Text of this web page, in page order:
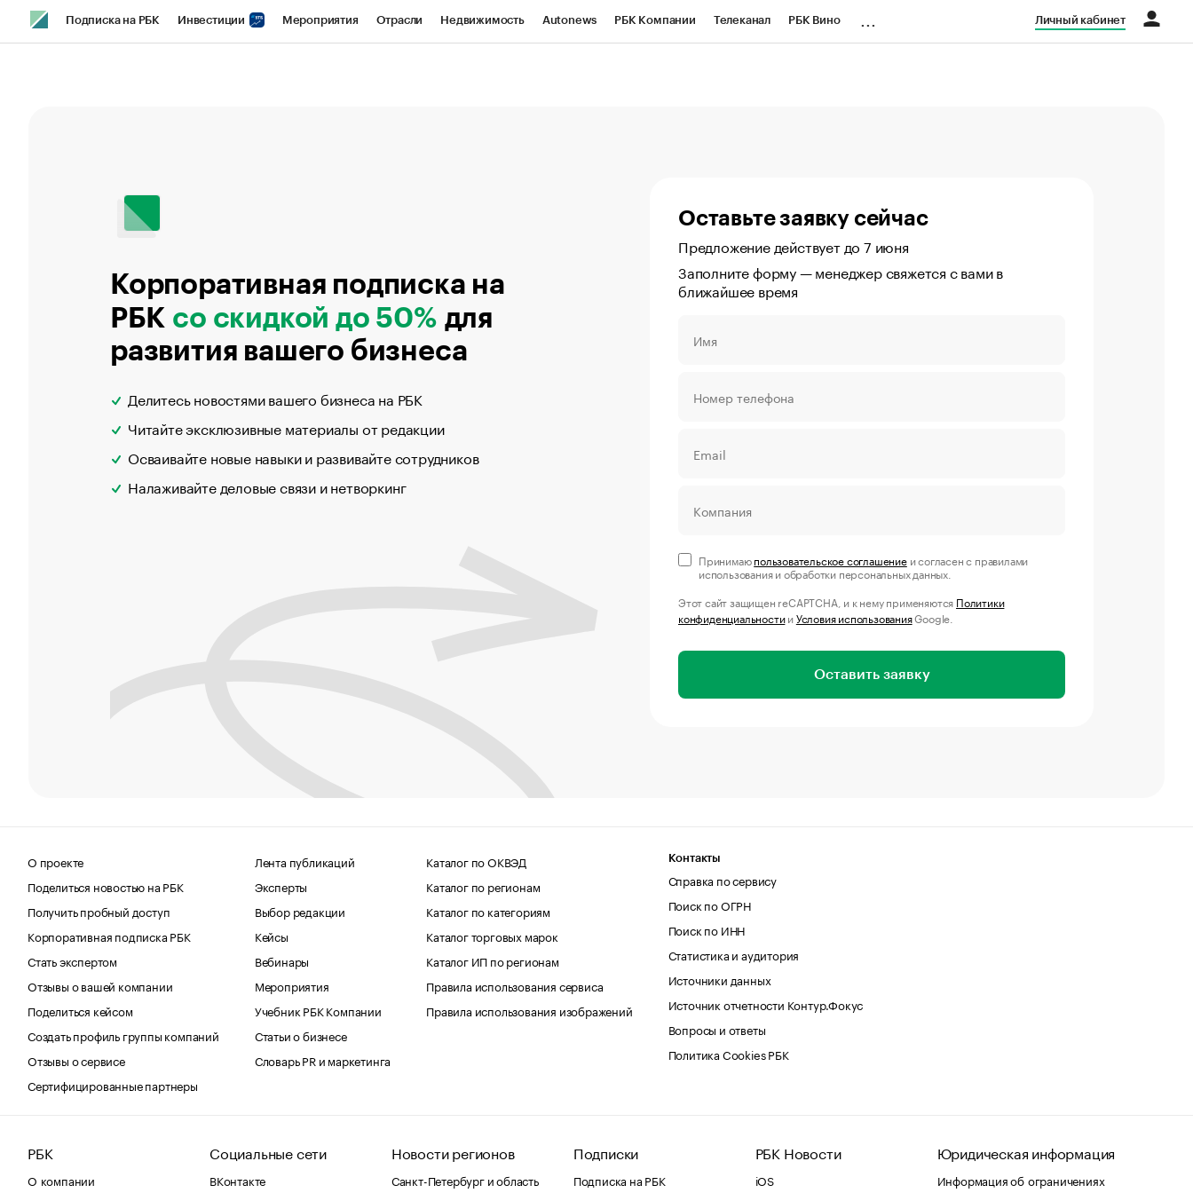
Подписка на РБК Инвестиции Мероприятия Отрасли Недвижимость Autonews РБК Компании Телеканал РБК Вино Личный кабинет
Корпоративная подписка на
РБК со скидкой до 50%для
развития вашего бизнеса
Делитесь новостями вашего бизнеса на РБК
Читайте эксклюзивные материалы от редакции
Осваивайте новые навыки и развивайте сотрудников
Налаживайте деловые связи и нетворкинг
Оставьте заявку сейчас
Предложение действует до 7 июня
Заполните форму — менеджер свяжется с вами в
ближайшее время
Принимаюпользовательское соглашениеи согласен с правилами
использования и обработки персональных данных.
Этот сайт защищен reCAPTCHA, и к нему применяются Политики
конфиденциальностииУсловия использованияGoogle.
Оставить заявку
О проекте
Поделиться новостью на РБК
Получить пробный доступ
Корпоративная подписка РБК
Стать экспертом
Отзывы о вашей компании
Поделиться кейсом
Создать профиль группы компаний
Отзывы о сервисе
Сертифицированные партнеры
Лента публикаций
Эксперты
Выбор редакции
Кейсы
Вебинары
Мероприятия
Учебник РБК Компании
Статьи о бизнесе
Словарь PR и маркетинга
Каталог по ОКВЭД
Каталог по регионам
Каталог по категориям
Каталог торговых марок
Каталог ИП по регионам
Правила использования сервиса
Правила использования изображений
Контакты
Справка по сервису
Поиск по ОГРН
Поиск по ИНН
Статистика и аудитория
Источники данных
Источник отчетности Контур.Фокус
Вопросы и ответы
Политика Cookies РБК
РБК
О компании
Социальные сети
ВКонтакте
Новости регионов
Санкт-Петербург и область
Подписки
Подписка на РБК
РБК Новости
iOS
Юридическая информация
Информация об ограничениях